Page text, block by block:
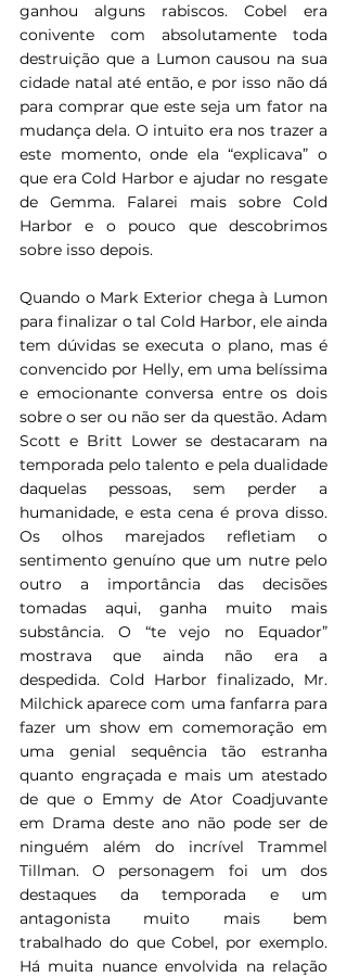
ganhou alguns rabiscos. Cobel era
conivente com absolutamente toda
destruição que a Lumon causou na sua
cidade natal até então, e por isso não dá
para comprar que este seja um fator na
mudança dela. O intuito era nos trazer a
este momento, onde ela “explicava” o
que era Cold Harbor e ajudar no resgate
de Gemma. Falarei mais sobre Cold
Harbor e o pouco que descobrimos
sobre isso depois.
Quando o Mark Exterior chega à Lumon
para finalizar o tal Cold Harbor, ele ainda
tem dúvidas se executa o plano, mas é
convencido por Helly, em uma belíssima
e emocionante conversa entre os dois
sobre o ser ou não ser da questão. Adam
Scott e Britt Lower se destacaram na
temporada pelo talento e pela dualidade
daquelas pessoas, sem perder a
humanidade, e esta cena é prova disso.
Os olhos marejados refletiam o
sentimento genuíno que um nutre pelo
outro a importância das decisões
tomadas aqui, ganha muito mais
substância. O “te vejo no Equador”
mostrava que ainda não era a
despedida. Cold Harbor finalizado, Mr.
Milchick aparece com uma fanfarra para
fazer um show em comemoração em
uma genial sequência tão estranha
quanto engraçada e mais um atestado
de que o Emmy de Ator Coadjuvante
em Drama deste ano não pode ser de
ninguém além do incrível Trammel
Tillman. O personagem foi um dos
destaques da temporada e um
antagonista muito mais bem
trabalhado do que Cobel, por exemplo.
Há muita nuance envolvida na relação